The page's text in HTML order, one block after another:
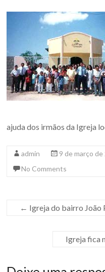
ajuda dos irmãos da Igreja
admin 9 de março de
No Comments
← Igreja do bairro João
Igreja fica